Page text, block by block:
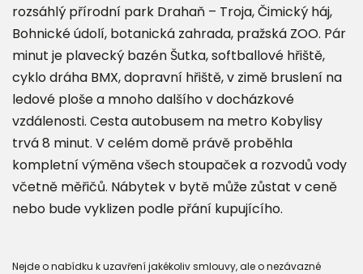
rozsáhlý přírodní park Drahaň – Troja, Čimický háj,
Bohnické údolí, botanická zahrada, pražská ZOO. Pár
minut je plavecký bazén Šutka, softballové hřiště,
cyklo dráha BMX, dopravní hřiště, v zimě bruslení na
ledové ploše a mnoho dalšího v docházkové
vzdálenosti. Cesta autobusem na metro Kobylisy
trvá 8 minut. V celém domě právě proběhla
kompletní výměna všech stoupaček a rozvodů vody
včetně měřičů. Nábytek v bytě může zůstat v ceně
nebo bude vyklizen podle přání kupujícího.
Nejde o nabídku k uzavření jakékoliv smlouvy, ale o nezávazné